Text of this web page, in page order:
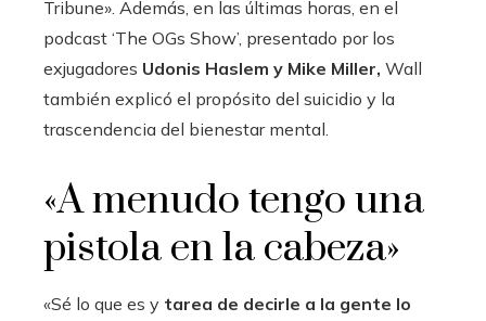
Tribune». Además, en las últimas horas, en el
podcast ‘The OGs Show’, presentado por los
exjugadores Udonis Haslem y Mike Miller, Wall
también explicó el propósito del suicidio y la
trascendencia del bienestar mental.
«A menudo tengo una
pistola en la cabeza»
«Sé lo que es y tarea de decirle a la gente lo